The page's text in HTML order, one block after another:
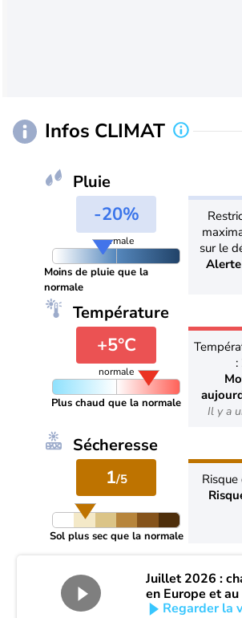
Infos CLIMAT
Pluie
-20%
normale
Moins de pluie que la
normale
sur le
Température
+5°C
normale
Plus chaud que la normale
:
Il y a
Sécheresse
1/5
Sol plus sec que la normale
Juillet 2026 :
en Europe et
Regarder la